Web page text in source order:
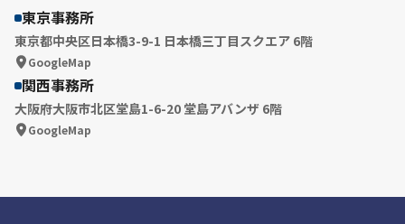
東京事務所
東京都中央区日本橋3-9-1 日本橋三丁目スクエア 6階
GoogleMap
関西事務所
大阪府大阪市北区堂島1-6-20 堂島アバンザ 6階
GoogleMap